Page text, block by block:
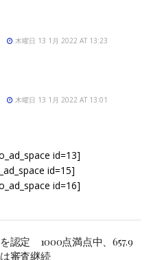
木曜日 13 1月 2022 AT 13:23
木曜日 13 1月 2022 AT 13:01
id=13]
id=15]
id=16]
認定 1000点満点中、657.9
審査継続